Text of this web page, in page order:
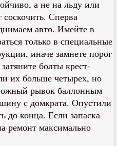
а не на льду или
Сперва
авто. Имейте в
только в специальные
иначе замнете порог
болты крест-
их больше четырех, но
рывок баллонным
с домкрата. Опустили
до конца. Если запаска
ремонт максимально